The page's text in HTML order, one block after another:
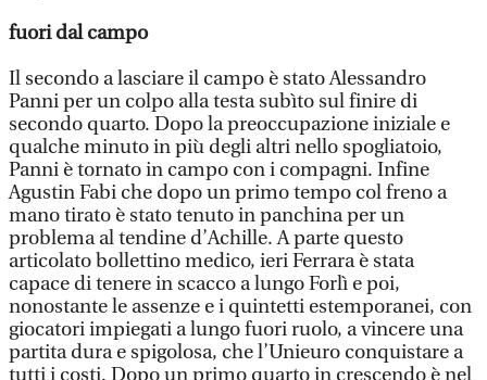
fuori dal campo
Il secondo a lasciare il campo è stato Alessandro
Panni per un colpo alla testa subìto sul finire di
secondo quarto. Dopo la preoccupazione iniziale e
qualche minuto in più degli altri nello spogliatoio,
Panni è tornato in campo con i compagni. Infine
Agustin Fabi che dopo un primo tempo col freno a
mano tirato è stato tenuto in panchina per un
problema al tendine d’Achille. A parte questo
articolato bollettino medico, ieri Ferrara è stata
capace di tenere in scacco a lungo Forlì e poi,
nonostante le assenze e i quintetti estemporanei, con
giocatori impiegati a lungo fuori ruolo, a vincere una
partita dura e spigolosa, che l’Unieuro conquistare a
tutti i costi. Dopo un primo quarto in crescendo è nel